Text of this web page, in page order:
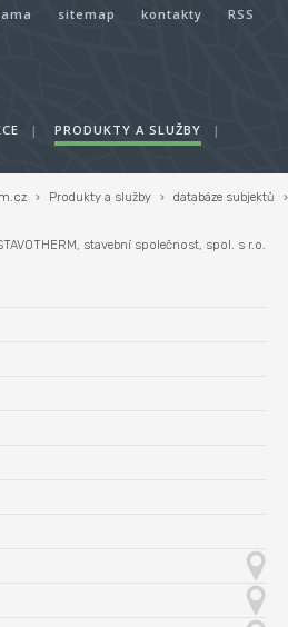
sitemap kontakty RSS
| PRODUKTY A SLUŽBY
|
› Produkty a služby › databáze subjektů ›
stavební společnost, spol. s r.o.